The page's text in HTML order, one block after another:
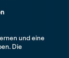
und eine
Die